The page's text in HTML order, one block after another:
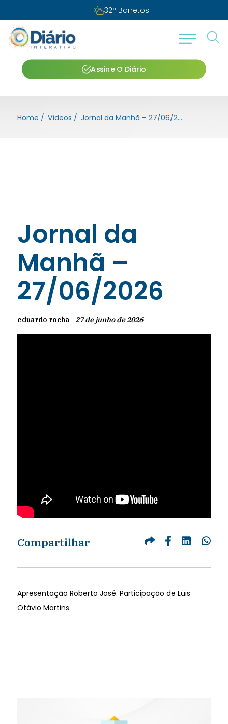
32° Barretos
Assine O Diário
Home / Vídeos / Jornal da Manhã – 27/06/2026
Jornal da
Manhã –
27/06/2026
eduardo rocha - 27 de junho de 2026
Compartilhar
Apresentação Roberto José. Participação de Luis
Otávio Martins.